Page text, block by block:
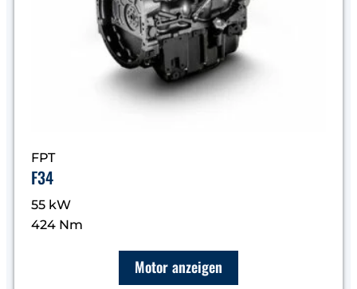
FPT
F34
55 kW
424 Nm
Motor anzeigen